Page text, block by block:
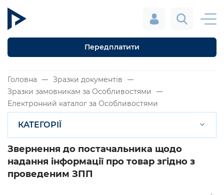
Передплатити
Головна
Зразки документів
Зразки замовникам за Особливостями
Електронний каталог за Особливостями
КАТЕГОРІЇ
Звернення до постачальника щодо
надання інформації про товар згідно з
проведеним ЗПП